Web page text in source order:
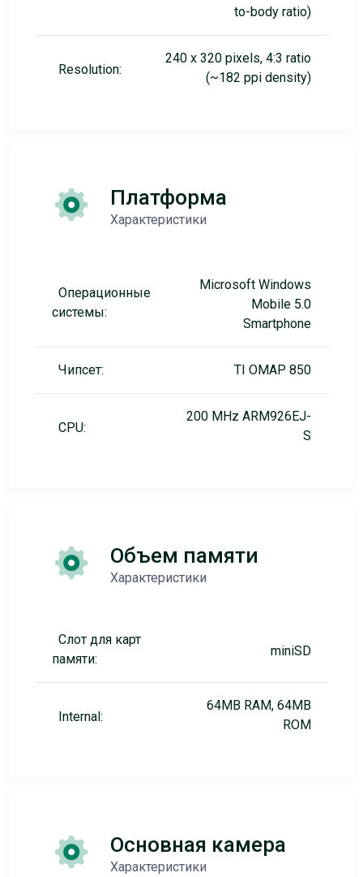
to-body ratio)
Resolution:
240 x 320 pixels, 4:3 ratio
(~182 ppi density)
Платформа
Характеристики
Операционные
системы:
Microsoft Windows
Mobile 5.0
Smartphone
Чипсет: TI OMAP 850
CPU:
200 MHz ARM926EJ-
S
Объем памяти
Характеристики
Слот для карт
памяти:
miniSD
Internal:
64MB RAM, 64MB
ROM
Основная камера
Характеристики